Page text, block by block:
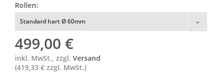
Rollen:
Standard hart Ø 60mm
499,00 €
inkl. MwSt., zzgl. Versand
(419,33 € zzgl. MwSt.)